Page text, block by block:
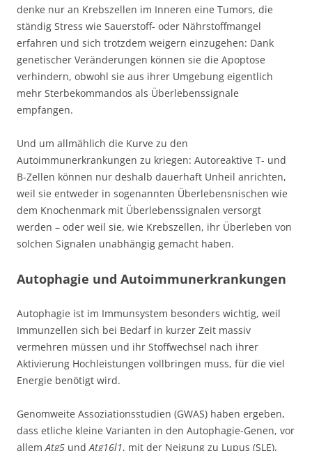
denke nur an Krebszellen im Inneren eine Tumors, die
ständig Stress wie Sauerstoff- oder Nährstoffmangel
erfahren und sich trotzdem weigern einzugehen: Dank
genetischer Veränderungen können sie die Apoptose
verhindern, obwohl sie aus ihrer Umgebung eigentlich
mehr Sterbekommandos als Überlebenssignale
empfangen.
Und um allmählich die Kurve zu den
Autoimmunerkrankungen zu kriegen: Autoreaktive T- und
B-Zellen können nur deshalb dauerhaft Unheil anrichten,
weil sie entweder in sogenannten Überlebensnischen wie
dem Knochenmark mit Überlebenssignalen versorgt
werden – oder weil sie, wie Krebszellen, ihr Überleben von
solchen Signalen unabhängig gemacht haben.
Autophagie und Autoimmunerkrankungen
Autophagie ist im Immunsystem besonders wichtig, weil
Immunzellen sich bei Bedarf in kurzer Zeit massiv
vermehren müssen und ihr Stoffwechsel nach ihrer
Aktivierung Hochleistungen vollbringen muss, für die viel
Energie benötigt wird.
Genomweite Assoziationsstudien (GWAS) haben ergeben,
dass etliche kleine Varianten in den Autophagie-Genen, vor
allem Atg5 und Atg16l1, mit der Neigung zu Lupus (SLE),